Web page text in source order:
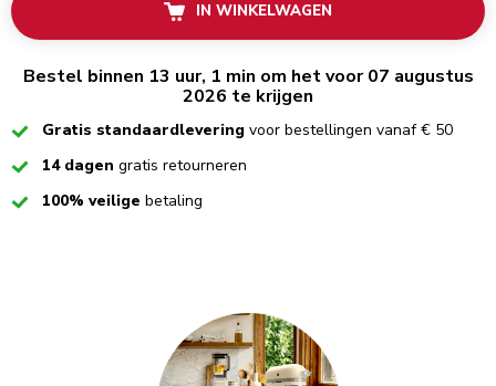
IN WINKELWAGEN
Bestel binnen 13 uur, 1 min om het voor 07 augustus
2026 te krijgen
CheckedGratis standaardlevering voor bestellingen vanaf € 50
Checked14 dagen gratis retourneren
Checked100% veilige betaling